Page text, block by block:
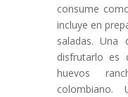
consume
incluye en
saladas.
disfrutarlo es
huevos
colombiano.